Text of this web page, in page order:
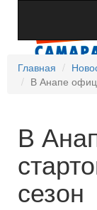
Главная
В Анапе
В
сезон